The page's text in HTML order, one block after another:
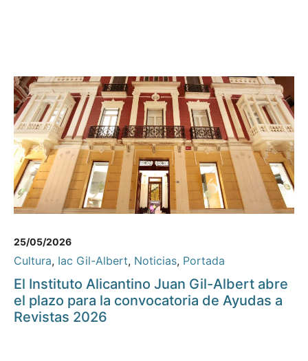
25/05/2026
Cultura, Iac Gil-Albert, Noticias, Portada
El Instituto Alicantino Juan Gil-Albert abre
el plazo para la convocatoria de Ayudas a
Revistas 2026